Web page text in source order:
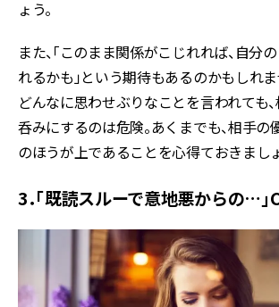
ょう。
また、「このまま関係がこじれれば、自分
れるかも」という期待もあるのかもしれま
どんなに思わせぶりなことを言われても
呑みにするのは危険。あくまでも、相手
のほうが上であることを心得ておきまし
3．「既読スルーで意地悪からの…